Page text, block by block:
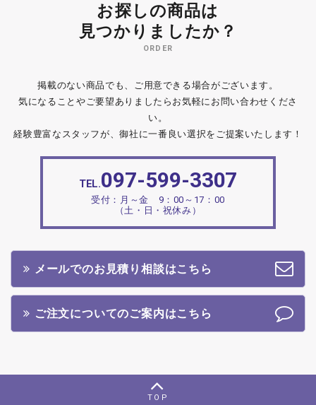
お探しの商品は
見つかりましたか？
ORDER
掲載のない商品でも、ご用意できる場合がございます。
気になることやご要望ありましたらお気軽にお問い合わせくださ
い。
経験豊富なスタッフが、御社に一番良い選択をご提案いたします！
TEL.097-599-3307
受付：月～金 9：00～17：00
（土・日・祝休み）
メールでのお見積り相談はこちら
ご注文についてのご案内はこちら
TOP